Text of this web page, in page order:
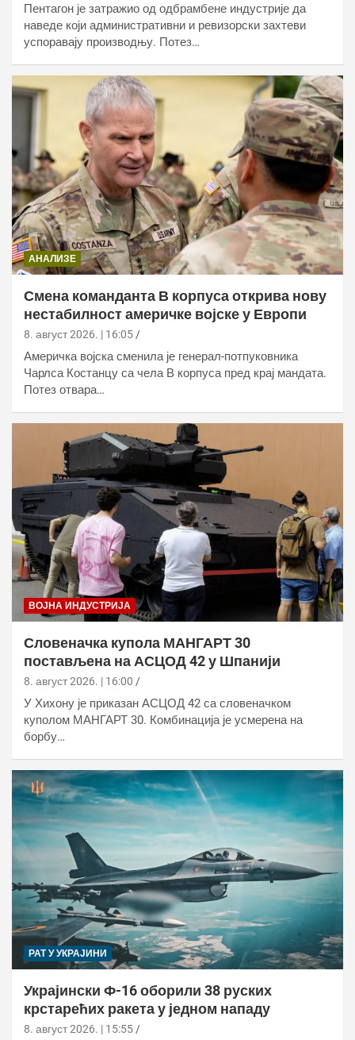
Пентагон је затражио од одбрамбене индустрије да
наведе који административни и ревизорски захтеви
успоравају производњу. Потез…
АНАЛИЗЕ
Смена команданта В корпуса открива нову
нестабилност америчке војске у Европи
8. август 2026. | 16:05
Америчка војска сменила је генерал-потпуковника
Чарлса Костанцу са чела В корпуса пред крај мандата.
Потез отвара…
ВОЈНА ИНДУСТРИЈА
Словеначка купола МАНГАРТ 30
постављена на АСЦОД 42 у Шпанији
8. август 2026. | 16:00
У Хихону је приказан АСЦОД 42 са словеначком
куполом МАНГАРТ 30. Комбинација је усмерена на
борбу…
РАТ У УКРАЈИНИ
Украјински Ф-16 оборили 38 руских
крстарећих ракета у једном нападу
8. август 2026. | 15:55